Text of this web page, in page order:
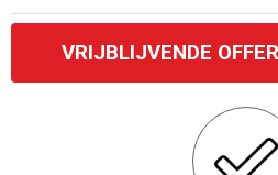
VRIJBLIJVENDE